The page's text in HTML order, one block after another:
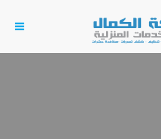
Toggle